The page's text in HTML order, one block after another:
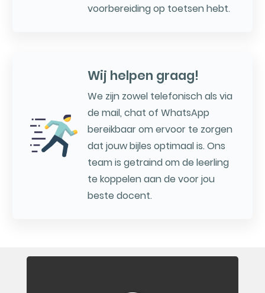
voorbereiding op toetsen hebt.
Wij helpen graag!
We zijn zowel telefonisch als via
de mail, chat of WhatsApp
bereikbaar om ervoor te zorgen
dat jouw bijles optimaal is. Ons
team is getraind om de leerling
te koppelen aan de voor jou
beste docent.